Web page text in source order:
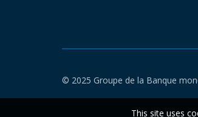
© 2025 Groupe de la Banque
This site uses